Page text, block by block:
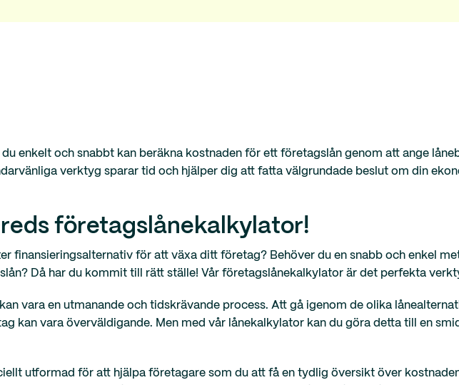
enkelt och snabbt kan beräkna kostnaden för ett företagslån genom att ange
verktyg sparar tid och hjälper dig att fatta välgrundade beslut om din
företagslånekalkylator!
finansieringsalternativ för att växa ditt företag? Behöver du en snabb och enkel
Då har du kommit till rätt ställe! Vår företagslånekalkylator är det perfekta
vara en utmanande och tidskrävande process. Att gå igenom de olika
kan vara överväldigande. Men med vår lånekalkylator kan du göra detta till en
utformad för att hjälpa företagare som du att få en tydlig översikt över